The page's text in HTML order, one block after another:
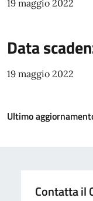
19 maggio 2022
Data
19 maggio 2022
Ultimo
Contatta il